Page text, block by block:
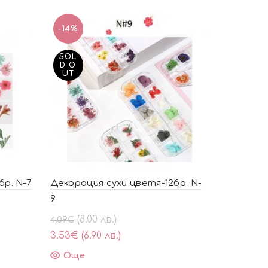
N-7
-14%
SOL
D O
UT
Декорация сухи цветя-12бр. N-
9
4.09€ (8.00 лв.)
Original
price
3.53€ (6.90 лв.)
Текущата
цена
Още